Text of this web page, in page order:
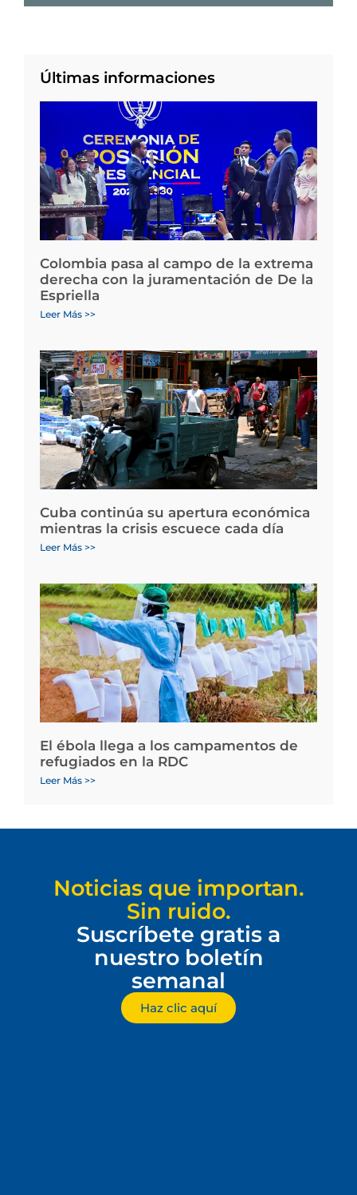
Últimas informaciones
Colombia pasa al campo de la extrema
derecha con la juramentación de De la
Espriella
Leer Más >>
Cuba continúa su apertura económica
mientras la crisis escuece cada día
Leer Más >>
El ébola llega a los campamentos de
refugiados en la RDC
Leer Más >>
Noticias que importan.
Sin ruido.
Suscríbete gratis a
nuestro boletín
semanal
Haz clic aquí